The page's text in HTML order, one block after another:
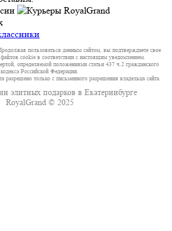
пользоваться данным сайтом, вы подтверждаете свое
файлов cookie в соответствии с настоящим уведомлением.
определяемой положениями статьи 437 ч.2 гражданского
кодекса Российской Федерации.
разрешено только с письменного разрешения владельца сайта.
элитных подарков в Екатеринбурге
RoyalGrand © 2025